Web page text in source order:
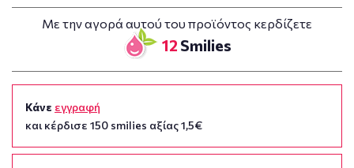
Με την αγορά αυτού του προϊόντος κερδίζετε
12 Smilies
Κάνε εγγραφή
και κέρδισε 150 smilies αξίας 1,5€